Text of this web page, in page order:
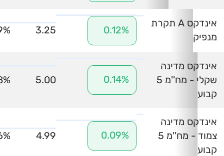
אינדקס A תקרת
מנפיק
0.12%
3.25
אינדקס מדינה
שקלי - מח''מ 5
קבוע
0.14%
5.00
אינדקס מדינה
צמוד - מח''מ 5
קבוע
0.09%
4.99